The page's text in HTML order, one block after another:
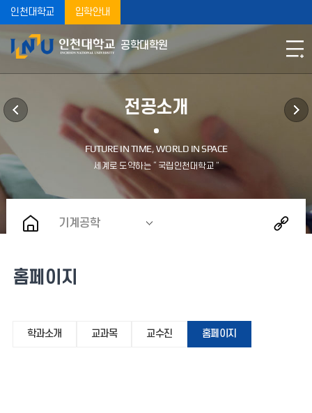
인천대학교 입학안내
공학대학원
전공소개
기계공학
홈페이지
학과소개 교과목 교수진 홈페이지